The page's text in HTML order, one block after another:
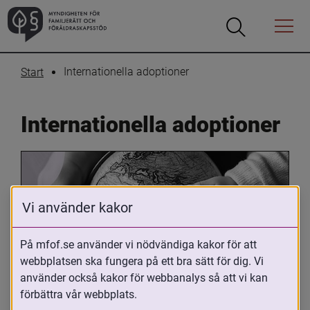
Öppna
Öppna
Menyn
Start Internationella adoptioner
Internationella adoptioner
Oavsett om du är adopterad,
adoptivförälder eller arbetar med
Vi använder kakor
På mfof.se använder vi nödvändiga kakor för att
webbplatsen ska fungera på ett bra sätt för dig. Vi
använder också kakor för webbanalys så att vi kan
förbättra vår webbplats.